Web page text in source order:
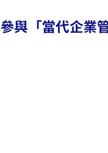
與「當代企業